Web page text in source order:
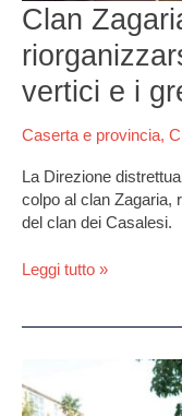
Clan
vertici e i
Caserta e provincia,
La Direzione
colpo al clan Zagaria,
del clan dei Casalesi.
vertici
e
gregari
della
cosca
Leggi tutto »
di